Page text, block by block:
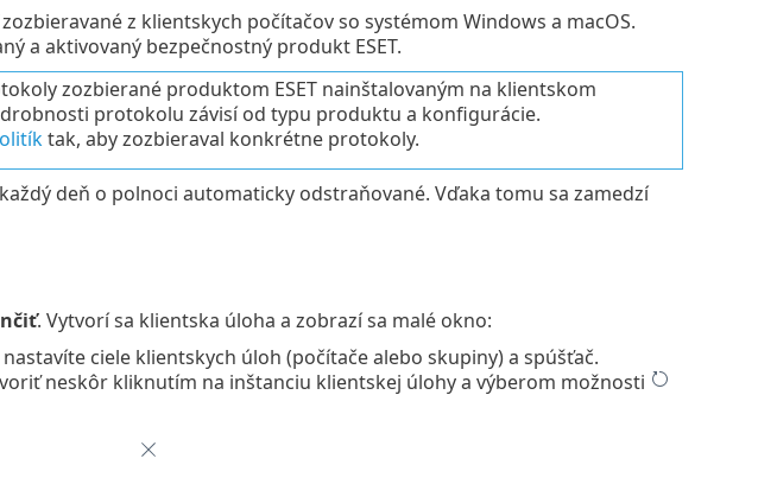
z klientskych počítačov so systémom Windows a macOS.
a aktivovaný bezpečnostný produkt ESET.
zozbierané produktom ESET nainštalovaným na klientskom
protokolu závisí od typu produktu a konfigurácie.
tak, aby zozbieraval konkrétne protokoly.
deň o polnoci automaticky odstraňované. Vďaka tomu sa zamedzí
. Vytvorí sa klientska úloha a zobrazí sa malé okno:
ciele klientskych úloh (počítače alebo skupiny) a spúšťač.
neskôr kliknutím na inštanciu klientskej úlohy a výberom možnosti